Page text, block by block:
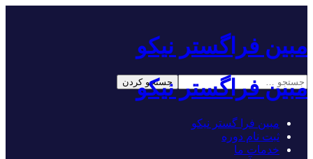
مبین فراگستر نیکو
مبین فراگستر نیکو
مبین فرا گستر نیکو
ثبت نام دوره
خدمات ما